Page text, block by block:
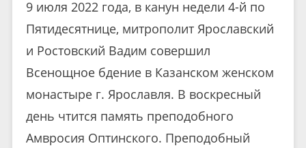
9 июля 2022 года, в канун недели 4-й по
Пятидесятнице, митрополит Ярославский
и Ростовский Вадим совершил
Всенощное бдение в Казанском женском
монастыре г. Ярославля. В воскресный
день чтится память преподобного
Амвросия Оптинского. Преподобный